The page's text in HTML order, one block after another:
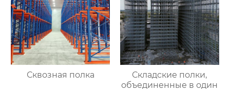
Сквозная полка
Складские полки,
объединенные в один